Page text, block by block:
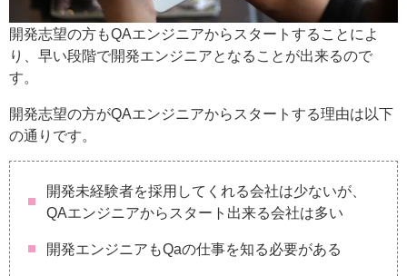
開発志望の方もQAエンジニアからスタートすることによ
り、早い段階で開発エンジニアとなることが出来るので
す。
開発志望の方がQAエンジニアからスタートする理由は以下
の通りです。
開発未経験者を採用してくれる会社は少ないが、
QAエンジニアからスタート出来る会社は多い
開発エンジニアもQaの仕事を知る必要がある